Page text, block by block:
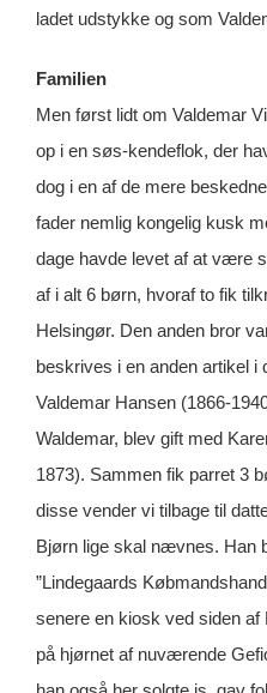
ladet udstykke og som
Familien
Men først lidt om Valdemar
op i en søs-kendeflok, der
dog i en af de mere
fader nemlig kongelig kusk
dage havde levet af at være
af i alt 6 børn, hvoraf to fik
Helsingør. Den anden bror
beskrives i en anden artikel
Valdemar Hansen (1866-
Waldemar, blev gift med
1873). Sammen fik parret 3
disse vender vi tilbage til
Bjørn lige skal nævnes. Han
”Lindegaards
senere en kiosk ved siden
på hjørnet af nuværende